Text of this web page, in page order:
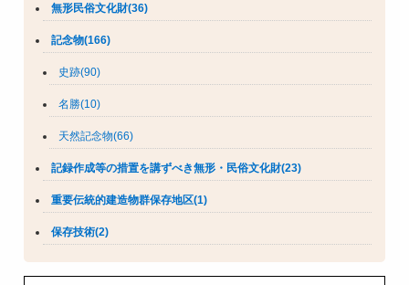
無形民俗文化財(36)
記念物(166)
史跡(90)
名勝(10)
天然記念物(66)
記録作成等の措置を講ずべき無形・民俗文化財(23)
重要伝統的建造物群保存地区(1)
保存技術(2)